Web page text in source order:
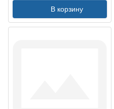
В корзину